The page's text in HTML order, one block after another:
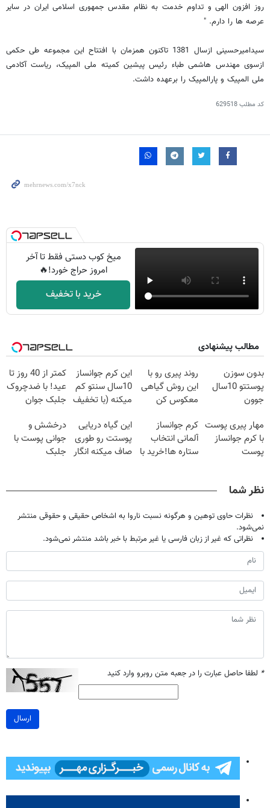
روز افزون الهی و تداوم خدمت به نظام مقدس جمهوری اسلامی ایران در سایر
عرصه ها را دارم. "
سیدامیرحسینی ازسال 1381 تاکنون همزمان با افتتاح این مجموعه طی حکمی
ازسوی مهندس هاشمی طباء رئیس پیشین کمیته ملی المپیک، ریاست آکادمی
ملی المپیک و پارالمپیک را برعهده داشت.
کد مطلب629518
میخ کوب دستی فقط تا آخر
امروز حراج خورد!🔥
خرید با تخفیف
مطالب پیشنهادی
بدون سوزن
پوستتو 10سال
جوون
پاییزی
روند پیری رو با
این روش گیاهی
معکوس کن
این کرم جوانساز
10سال سنتو کم
میکنه (با تخفیف
کمتر از 40 روز تا
عید! با ضدچروک
جلبک جوان
مهار پیری پوست
با کرم جوانساز
پوست
کرم جوانساز
آلمانی انتخاب
ستاره ها!خرید با
این گیاه دریایی
پوستت رو طوری
صاف میکنه انگار
درخشش و
جوانی پوست با
جلبک
تخفیف ویژه
نظر شما
نظرات حاوی توهین و هرگونه نسبت ناروا به اشخاص حقیقی و حقوقی منتشر
نمی‌شود.
نظراتی که غیر از زبان فارسی یا غیر مرتبط با خبر باشد منتشر نمی‌شود.
* لطفا حاصل عبارت را در جعبه متن روبرو وارد کنید
ارسال